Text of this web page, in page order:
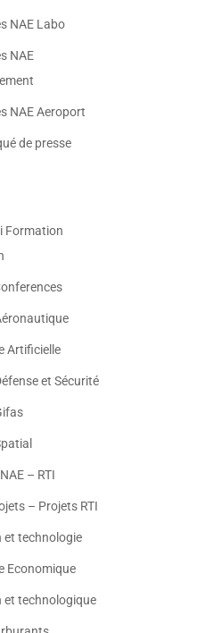
NAE Labo
NAE
NAE Aeroport
de presse
Formation
Artificielle
et Sécurité
– RTI
– Projets RTI
et technologie
Economique
et technologique